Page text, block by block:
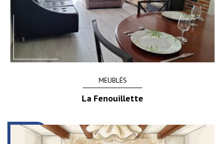
MEUBLÉS
La Fenouillette